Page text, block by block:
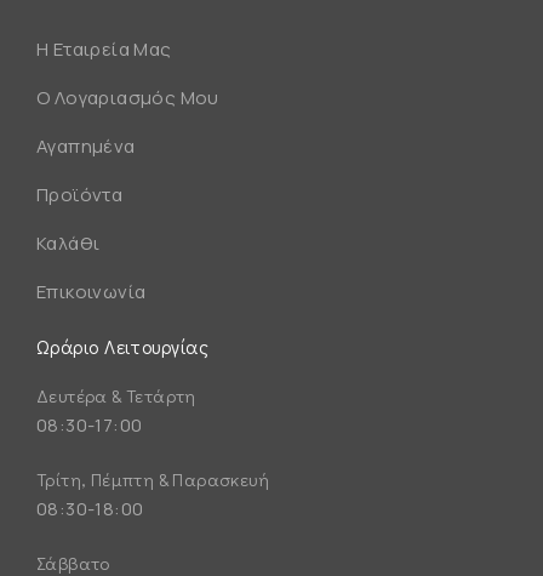
Η Εταιρεία Μας
Ο Λογαριασμός Μου
Αγαπημένα
Προϊόντα
Καλάθι
Επικοινωνία
Ωράριο Λειτουργίας
Δευτέρα & Τετάρτη
08:30-17:00
Τρίτη, Πέμπτη & Παρασκευή
08:30-18:00
Σάββατο